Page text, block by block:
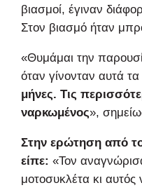
βιασμοί, έγιναν
Στον βιασμό ήταν
«Θυμάμαι την
όταν γίνονταν αυτά
μήνες. Τις
ναρκωμένος»,
Στην ερώτηση από
είπε: «Τον
μοτοσυκλέτα κι αυτός